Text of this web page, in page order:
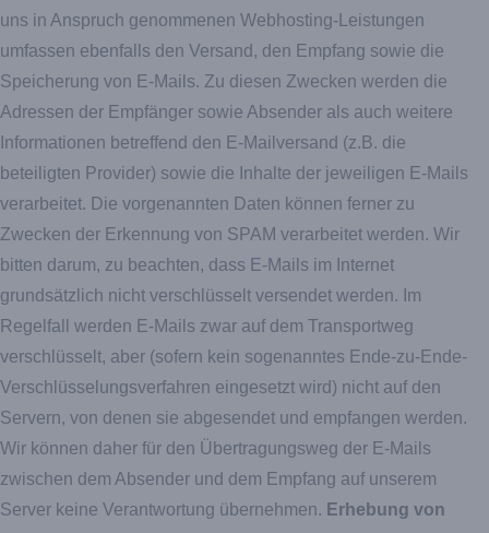
uns in Anspruch genommenen Webhosting-Leistungen
umfassen ebenfalls den Versand, den Empfang sowie die
Speicherung von E-Mails. Zu diesen Zwecken werden die
Adressen der Empfänger sowie Absender als auch weitere
Informationen betreffend den E-Mailversand (z.B. die
beteiligten Provider) sowie die Inhalte der jeweiligen E-Mails
verarbeitet. Die vorgenannten Daten können ferner zu
Zwecken der Erkennung von SPAM verarbeitet werden. Wir
bitten darum, zu beachten, dass E-Mails im Internet
grundsätzlich nicht verschlüsselt versendet werden. Im
Regelfall werden E-Mails zwar auf dem Transportweg
verschlüsselt, aber (sofern kein sogenanntes Ende-zu-Ende-
Verschlüsselungsverfahren eingesetzt wird) nicht auf den
Servern, von denen sie abgesendet und empfangen werden.
Wir können daher für den Übertragungsweg der E-Mails
zwischen dem Absender und dem Empfang auf unserem
Server keine Verantwortung übernehmen. Erhebung von